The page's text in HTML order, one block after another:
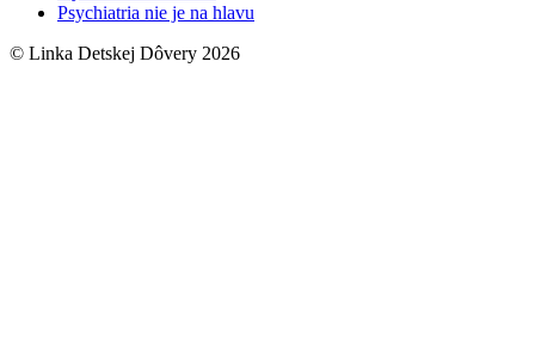
Psychiatria nie je na hlavu
© Linka Detskej Dôvery 2026